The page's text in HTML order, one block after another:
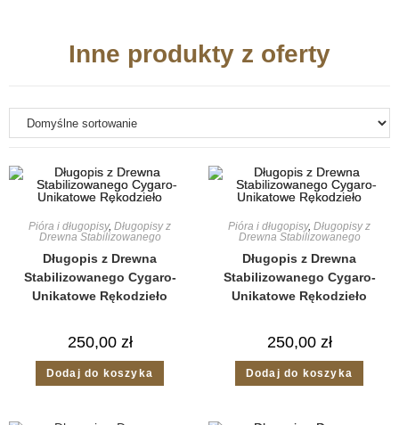
Inne produkty z oferty
Pióra i długopisy, Długopisy z
Drewna Stabilizowanego
Długopis z Drewna
Stabilizowanego Cygaro-
Unikatowe Rękodzieło
250,00 zł
Dodaj do koszyka
Pióra i długopisy, Długopisy z
Drewna Stabilizowanego
Długopis z Drewna
Stabilizowanego Cygaro-
Unikatowe Rękodzieło
250,00 zł
Dodaj do koszyka